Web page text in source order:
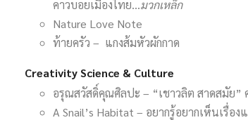
คาวบอยเมืองไทย…มวกเหล็ก
Nature Love Note
ท้ายครัว – แกงส้มหัวผักกาด
Creativity Science & Culture
อรุณสวัสดิ์คุณศิลปะ – “เชาวลิต สาดสมัย”
A Snail’s Habitat – อยากรู้อยากเห็นเรื่อ